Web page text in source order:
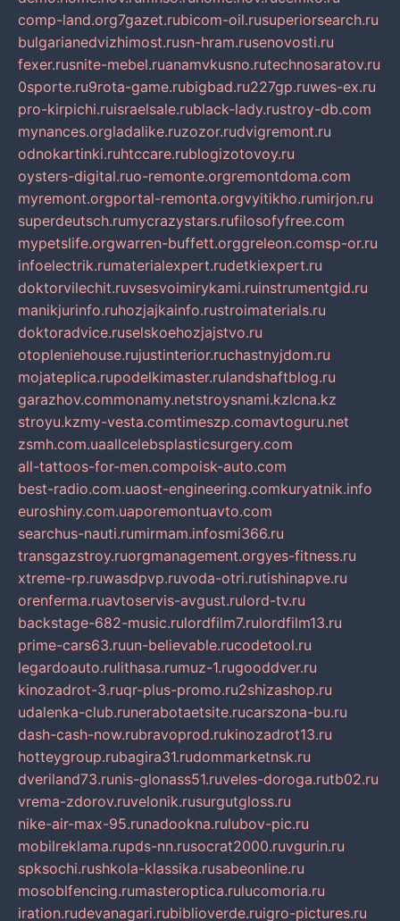
comp-land.org7gazet.rubicom-oil.rusuperiorsearch.ru
bulgarianedvizhimost.rusn-hram.rusenovosti.ru
fexer.rusnite-mebel.ruanamvkusno.rutechnosaratov.ru
0sporte.ru9rota-game.rubigbad.ru227gp.ruwes-ex.ru
pro-kirpichi.ruisraelsale.rublack-lady.rustroy-db.com
mynances.orgladalike.ruzozor.rudvigremont.ru
odnokartinki.ruhtccare.rublogizotovoy.ru
oysters-digital.ruo-remonte.orgremontdoma.com
myremont.orgportal-remonta.orgvyitikho.rumirjon.ru
superdeutsch.rumycrazystars.rufilosofyfree.com
mypetslife.orgwarren-buffett.orggreleon.comsp-or.ru
infoelectrik.rumaterialexpert.rudetkiexpert.ru
doktorvilechit.ruvsesvoimirykami.ruinstrumentgid.ru
manikjurinfo.ruhozjajkainfo.rustroimaterials.ru
doktoradvice.ruselskoehozjajstvo.ru
otopleniehouse.rujustinterior.ruchastnyjdom.ru
mojateplica.rupodelkimaster.rulandshaftblog.ru
garazhov.commonamy.netstroysnami.kzlcna.kz
stroyu.kzmy-vesta.comtimeszp.comavtoguru.net
zsmh.com.uaallcelebsplasticsurgery.com
all-tattoos-for-men.compoisk-auto.com
best-radio.com.uaost-engineering.comkuryatnik.info
euroshiny.com.uaporemontuavto.com
searchus-nauti.rumirmam.infosmi366.ru
transgazstroy.ruorgmanagement.orgyes-fitness.ru
xtreme-rp.ruwasdpvp.ruvoda-otri.rutishinapve.ru
orenferma.ruavtoservis-avgust.rulord-tv.ru
backstage-682-music.rulordfilm7.rulordfilm13.ru
prime-cars63.ruun-believable.rucodetool.ru
legardoauto.rulithasa.rumuz-1.rugooddver.ru
kinozadrot-3.ruqr-plus-promo.ru2shizashop.ru
udalenka-club.runerabotaetsite.rucarszona-bu.ru
dash-cash-now.rubravoprod.rukinozadrot13.ru
hotteygroup.rubagira31.rudommarketnsk.ru
dveriland73.runis-glonass51.ruveles-doroga.rutb02.ru
vrema-zdorov.ruvelonik.rusurgutgloss.ru
nike-air-max-95.runadookna.rulubov-pic.ru
mobilreklama.rupds-nn.rusocrat2000.ruvgurin.ru
spksochi.rushkola-klassika.rusabeonline.ru
mosoblfencing.rumasteroptica.rulucomoria.ru
iration.rudevanagari.rubiblioverde.ruigro-pictures.ru